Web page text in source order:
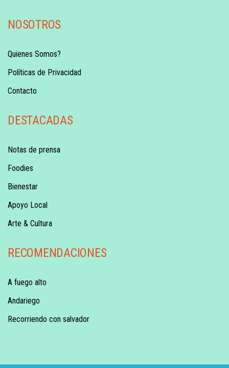
NOSOTROS
Quienes Somos?
Políticas de Privacidad
Contacto
DESTACADAS
Notas de prensa
Foodies
Bienestar
Apoyo Local
Arte & Cultura
RECOMENDACIONES
A fuego alto
Andariego
Recorriendo con salvador